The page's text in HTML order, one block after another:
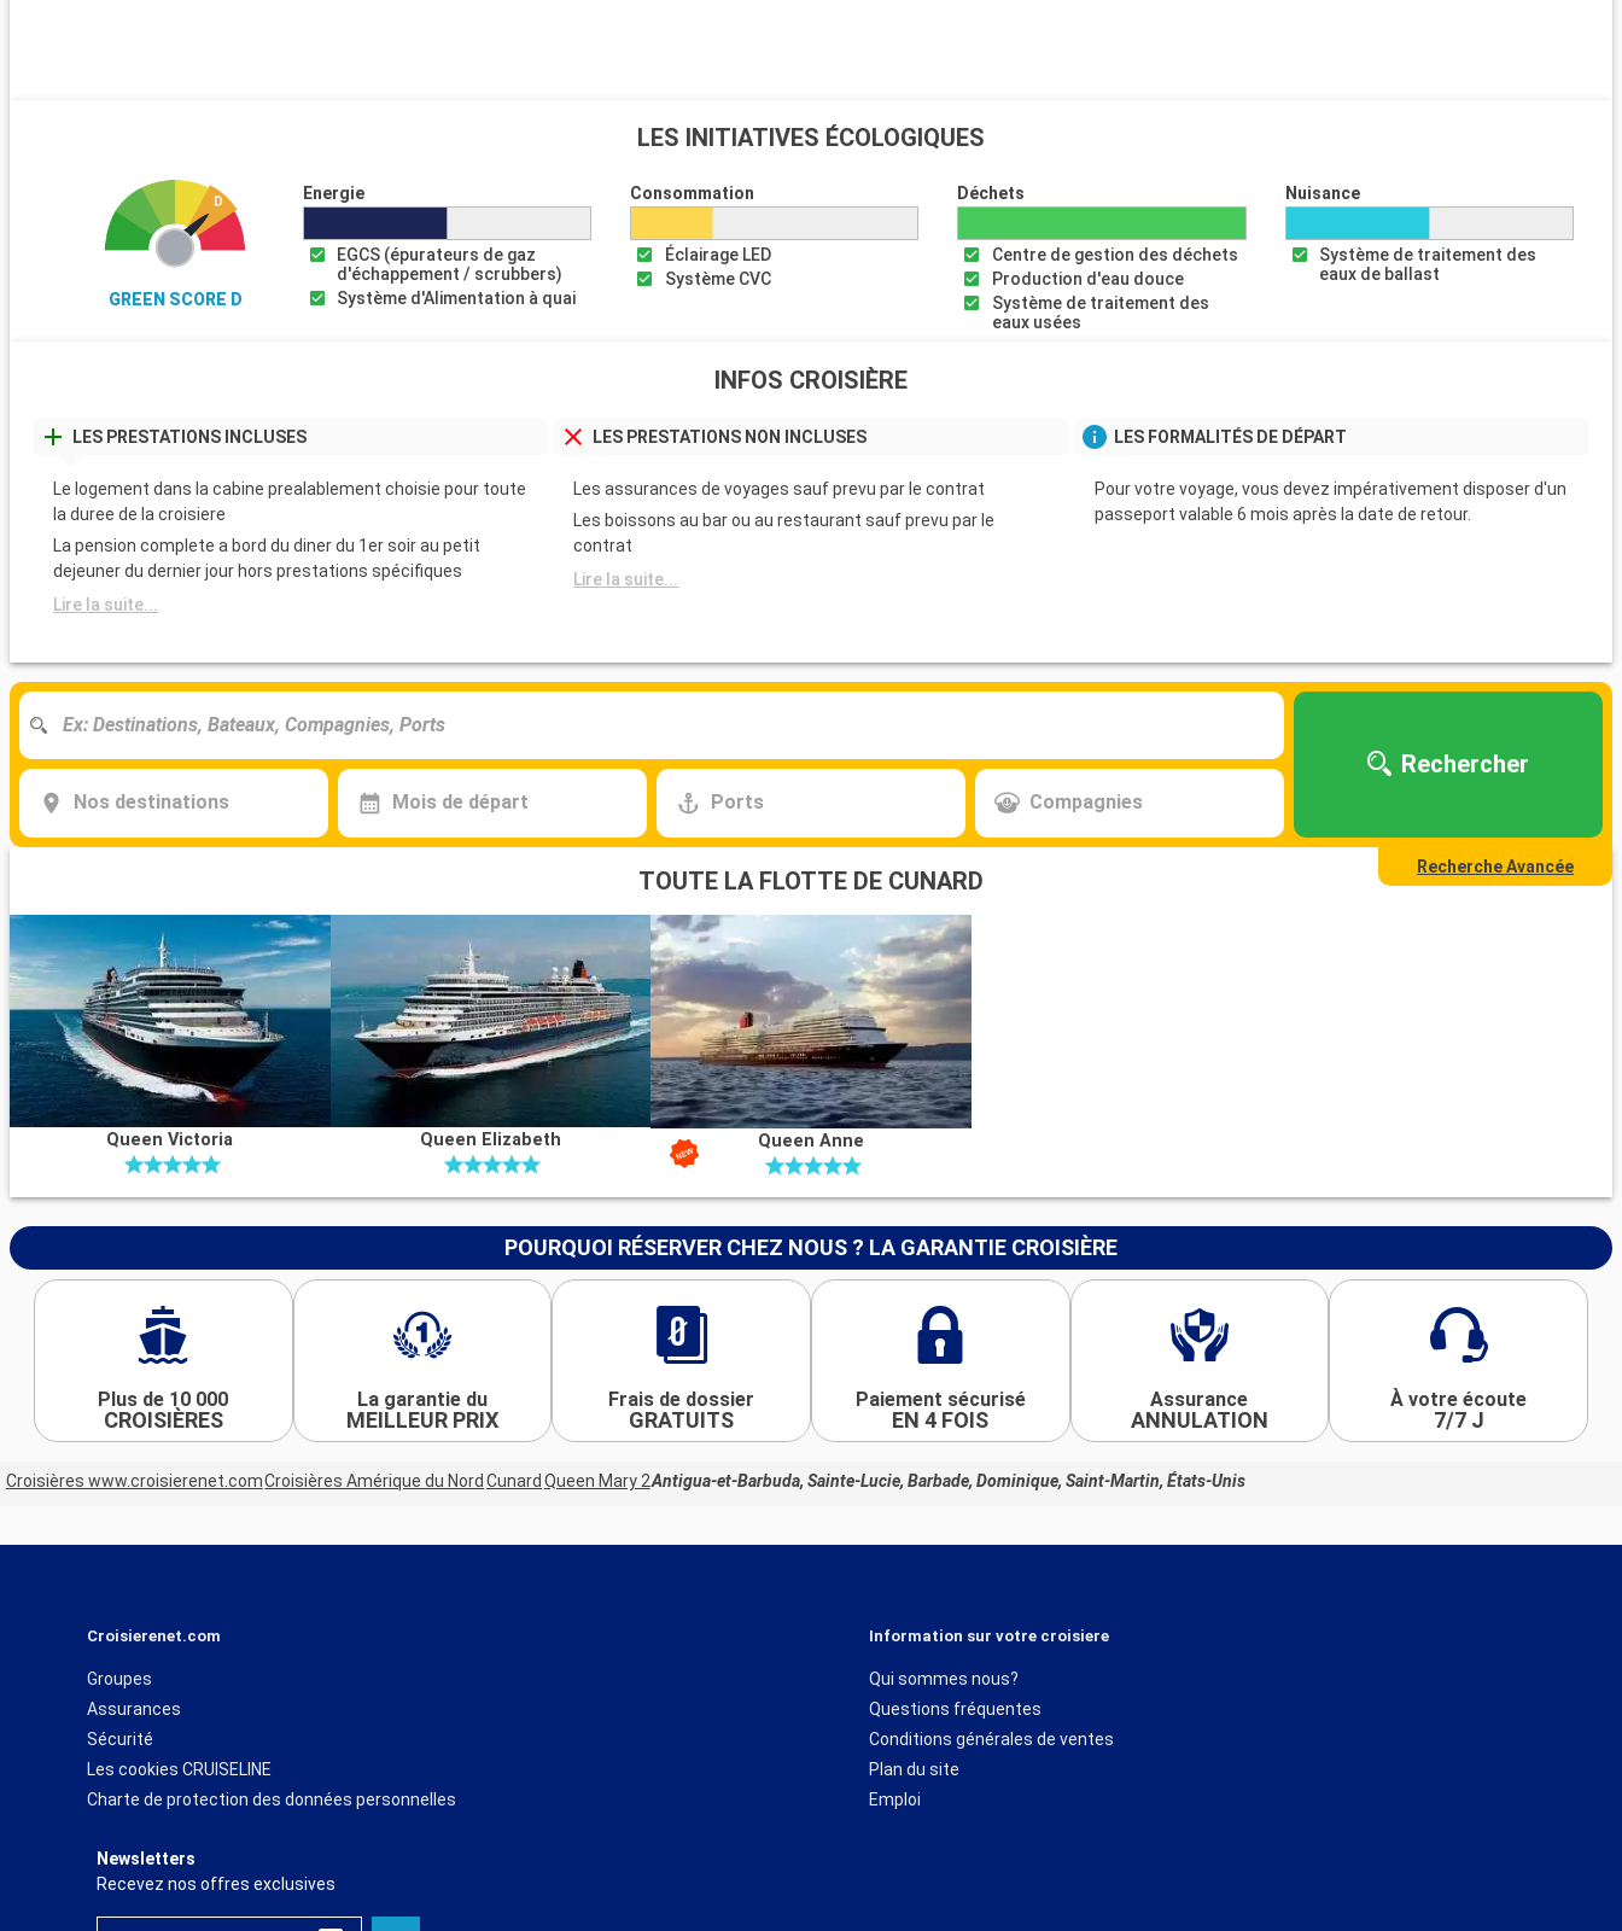
LES INITIATIVES ÉCOLOGIQUES
GREEN SCORE D
Energie
EGCS (épurateurs de gaz
d'échappement / scrubbers)
Système d'Alimentation à quai
Consommation
Éclairage LED
Système CVC
Déchets
Centre de gestion des déchets
Production d'eau douce
Système de traitement des
eaux usées
Nuisance
Système de traitement des
eaux de ballast
INFOS CROISIÈRE
LES PRESTATIONS INCLUSES
Le logement dans la cabine prealablement choisie pour toute
la duree de la croisiere
La pension complete a bord du diner du 1er soir au petit
dejeuner du dernier jour hors prestations spécifiques
Lire la suite...
LES PRESTATIONS NON INCLUSES
Les assurances de voyages sauf prevu par le contrat
Les boissons au bar ou au restaurant sauf prevu par le
contrat
Lire la suite...
LES FORMALITÉS DE DÉPART
Pour votre voyage, vous devez impérativement disposer d'un
passeport valable 6 mois après la date de retour.
Nos destinations Mois de départ Ports Compagnies
Rechercher
Recherche Avancée
TOUTE LA FLOTTE DE CUNARD
Queen Victoria Queen Elizabeth Queen Anne
POURQUOI RÉSERVER CHEZ NOUS ? LA GARANTIE CROISIÈRE
Plus de 10 000
CROISIÈRES
La garantie du
MEILLEUR PRIX
Frais de dossier
GRATUITS
Paiement sécurisé
EN 4 FOIS
Assurance
ANNULATION
À votre écoute
7/7 J
Croisières www.croisierenet.comCroisières Amérique du Nord Cunard Queen Mary 2Antigua-et-Barbuda, Sainte-Lucie, Barbade, Dominique, Saint-Martin, États-Unis
Croisierenet.com
Groupes
Assurances
Sécurité
Les cookies CRUISELINE
Charte de protection des données personnelles
Information sur votre croisiere
Qui sommes nous?
Questions fréquentes
Conditions générales de ventes
Plan du site
Emploi
Newsletters
Recevez nos offres exclusives